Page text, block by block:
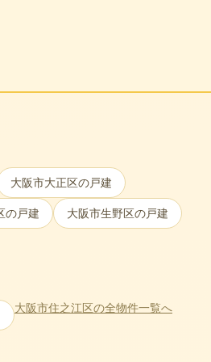
大阪市大正区の戸建
の戸建 大阪市生野区の戸建
大阪市住之江区の全物件一覧へ